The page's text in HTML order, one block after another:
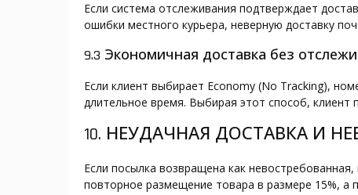
Если система отслеживания подтверждает
ошибки местного курьера, неверную доставку
9.3 Экономичная доставка без
Если клиент выбирает Economy (No Tracking),
длительное время. Выбирая этот способ, клиент
10. НЕУДАЧНАЯ ДОСТАВКА И
Если посылка возвращена как
повторное размещение товара в размере 15%, а